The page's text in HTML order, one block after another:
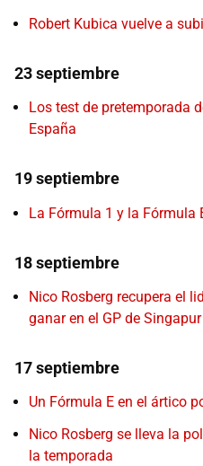
Robert Kubica vuelve a
23 septiembre
Los test de pretemporada
España
19 septiembre
La Fórmula 1 y la Fórmula
18 septiembre
Nico Rosberg recupera el
ganar en el GP de
17 septiembre
Un Fórmula E en el ártico
Nico Rosberg se lleva la
la temporada